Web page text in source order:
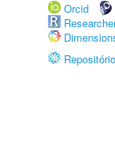
Orcid